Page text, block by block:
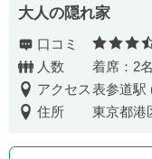
大人の隠れ家
口コミ
人数
着席：2
アクセス表参道駅
住所
東京都港